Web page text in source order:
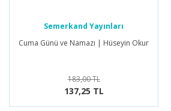
Semerkand Yayınları
Cuma Günü ve Namazı | Hüseyin Okur
183,00 TL
137,25 TL